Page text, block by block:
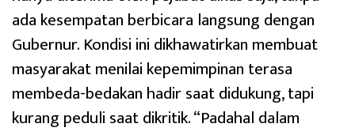
ada kesempatan berbicara langsung dengan
Gubernur. Kondisi ini dikhawatirkan membuat
masyarakat menilai kepemimpinan terasa
membeda-bedakan hadir saat didukung, tapi
kurang peduli saat dikritik. “Padahal dalam